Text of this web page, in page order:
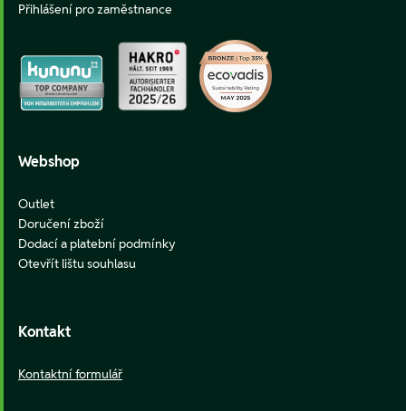
Přihlášení pro zaměstnance
Webshop
Outlet
Doručení zboží
Dodací a platební podmínky
Otevřít lištu souhlasu
Kontakt
Kontaktní formulář